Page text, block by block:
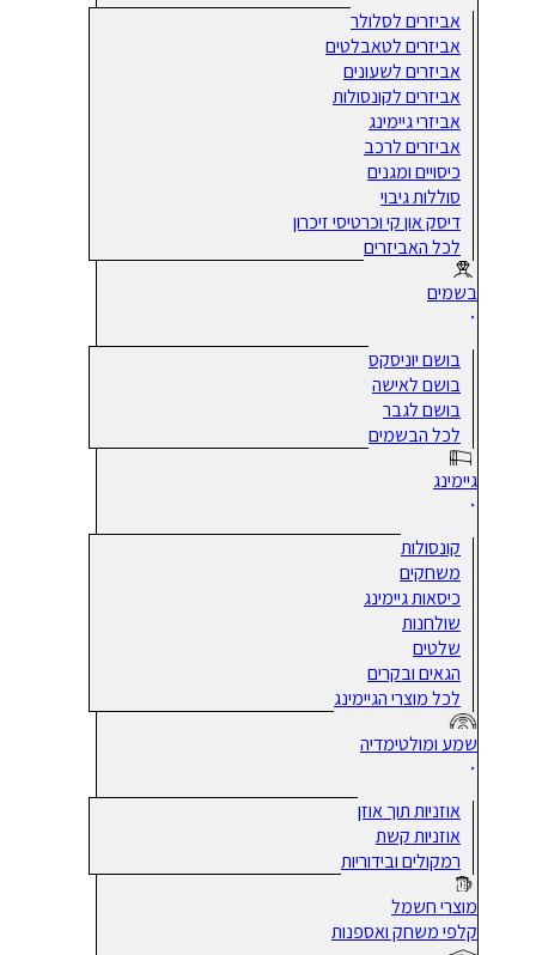
אביזרים לסלולר
אביזרים לטאבלטים
אביזרים לשעונים
אביזרים לקונסולות
אביזרי גיימינג
אביזרים לרכב
כיסויים ומגנים
סוללות גיבוי
דיסק און קי וכרטיסי זיכרון
לכל האביזרים
בשמים
בושם יוניסקס
בושם לאישה
בושם לגבר
לכל הבשמים
גיימינג
קונסולות
משחקים
כיסאות גיימינג
שולחנות
שלטים
הגאים ובקרים
לכל מוצרי הגיימינג
שמע ומולטימדיה
אוזניות תוך אוזן
אוזניות קשת
רמקולים ובידוריות
מוצרי חשמל
קלפי משחק ואספנות